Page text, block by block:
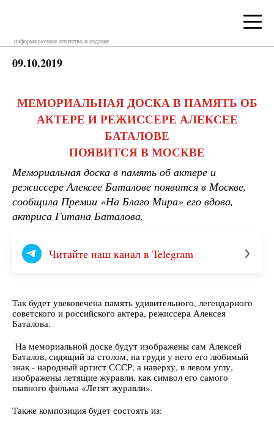
информационное агентство и издание
09.10.2019
МЕМОРИАЛЬНАЯ ДОСКА В ПАМЯТЬ ОБ
АКТЕРЕ И РЕЖИССЕРЕ АЛЕКСЕЕ
БАТАЛОВЕ
ПОЯВИТСЯ В МОСКВЕ
Мемориальная доска в память об актере и
режиссере Алексее Баталове появится в Москве,
сообщила Премии «На Благо Мира» его вдова,
актриса Гитана Баталова.
Читайте наш канал в Telegram
Так будет увековечена память удивительного, легендарного
советского и российского актера, режиссера Алексея
Баталова.
На мемориальной доске будут изображены сам Алексей
Баталов, сидящий за столом, на груди у него его любимый
знак - народный артист СССР, а наверху, в левом углу,
изображены летящие журавли, как символ его самого
главного фильма «Летят журавли».
Также композиция будет состоять из: